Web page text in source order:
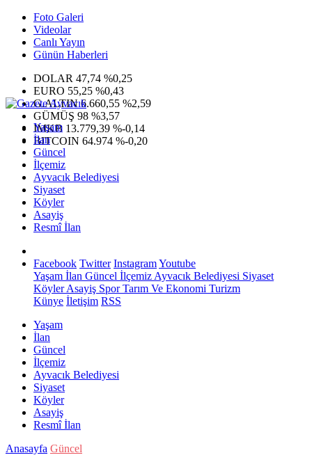
Foto Galeri
Videolar
Canlı Yayın
Günün Haberleri
DOLAR 47,74 %0,25
EURO 55,25 %0,43
G.ALTIN6.660,55 %2,59
GÜMÜŞ 98 %3,57
IMKB 13.779,39 %-0,14
BITCOIN 64.974 %-0,20
Yaşam
İlan
Güncel
İlçemiz
Ayvacık Belediyesi
Siyaset
Köyler
Asayiş
Resmî İlan
Facebook Twitter InstagramYoutube
Yaşam İlan Güncel İlçemiz Ayvacık Belediyesi Siyaset
KöylerAsayiş SporTarım Ve Ekonomi Turizm
Künye İletişim RSS
Yaşam
İlan
Güncel
İlçemiz
Ayvacık Belediyesi
Siyaset
Köyler
Asayiş
Resmî İlan
Anasayfa Güncel